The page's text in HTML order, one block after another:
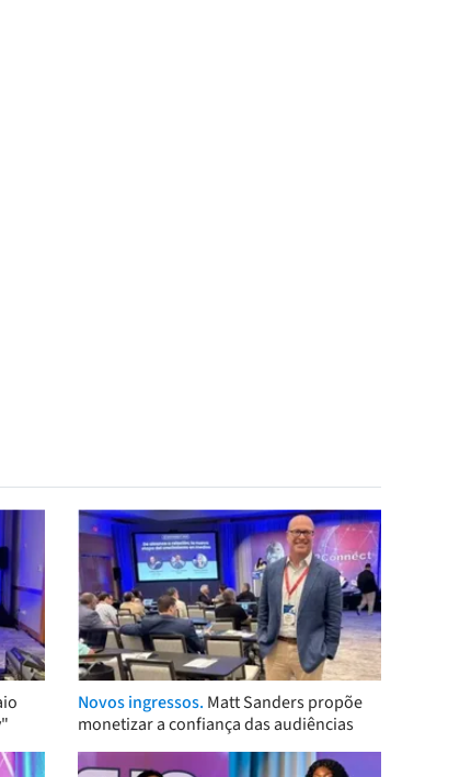
Novos ingressos. Matt Sanders propõe
monetizar a confiança das audiências